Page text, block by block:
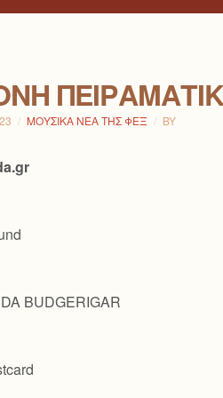
ΜΟΥΣΙΚΆ ΝΈΑ ΤΗΣ ΦΕΞ BY
BUDGERIGAR